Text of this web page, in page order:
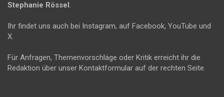
Stephanie Rössel .
Ihr findet uns auch bei Instagram, auf Facebook, YouTube und
X.
Für Anfragen, Themenvorschläge oder Kritik erreicht ihr die
Redaktion über unser Kontaktformular auf der rechten Seite.